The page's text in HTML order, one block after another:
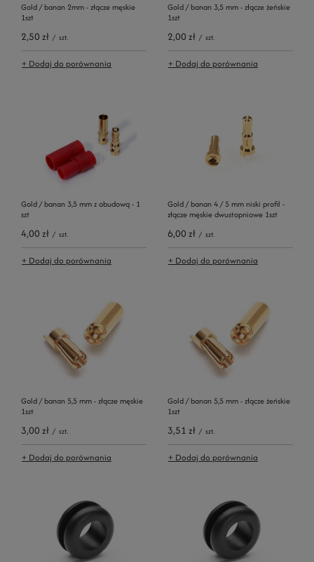
Gold / banan 2mm - złącze męskie
1szt
2,50 zł / szt.
+ Dodaj do porównania
Gold / banan 3,5 mm - złącze żeńskie
1szt
2,00 zł / szt.
+ Dodaj do porównania
Gold / banan 3,5 mm z obudową - 1
szt
4,00 zł / szt.
+ Dodaj do porównania
Gold / banan 4 / 5 mm niski profil -
złącze męskie dwustopniowe 1szt
6,00 zł / szt.
+ Dodaj do porównania
Gold / banan 5,5 mm - złącze męskie
1szt
3,00 zł / szt.
+ Dodaj do porównania
Gold / banan 5,5 mm - złącze żeńskie
1szt
3,51 zł / szt.
+ Dodaj do porównania